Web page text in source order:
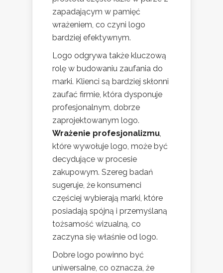
zapadającym w pamięć
wrażeniem, co czyni logo
bardziej efektywnym.
Logo odgrywa także kluczową
rolę w budowaniu zaufania do
marki. Klienci są bardziej skłonni
zaufać firmie, która dysponuje
profesjonalnym, dobrze
zaprojektowanym logo.
Wrażenie profesjonalizmu,
które wywołuje logo, może być
decydujące w procesie
zakupowym. Szereg badań
sugeruje, że konsumenci
częściej wybierają marki, które
posiadają spójną i przemyślaną
tożsamość wizualną, co
zaczyna się właśnie od logo.
Dobre logo powinno być
uniwersalne, co oznacza, że